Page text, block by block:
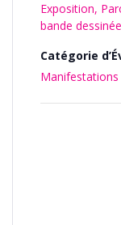
Exposition,
bande dessinée
Catégorie